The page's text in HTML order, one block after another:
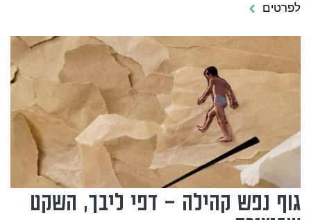
לפרטים
גוף נפש קהילה – דפי ליבך, השקט